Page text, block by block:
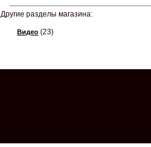
Другие разделы магазина:
Видео (23)